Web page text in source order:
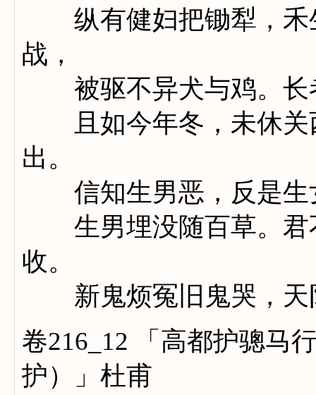
纵有健妇把锄犁，禾
战，
被驱不异犬与鸡。长
且如今年冬，未休关
出。
信知生男恶，反是生
生男埋没随百草。君
收。
新鬼烦冤旧鬼哭，天
卷216_12 「高都护骢马
护）」杜甫